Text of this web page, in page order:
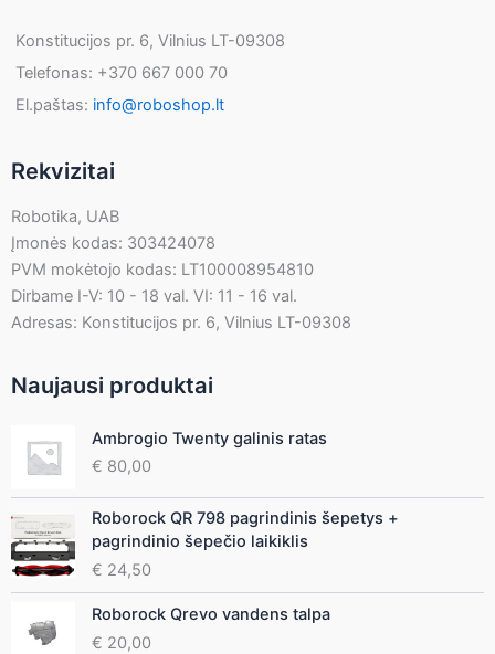
Konstitucijos pr. 6, Vilnius LT-09308
Telefonas: +370 667 000 70
El.paštas: info@roboshop.lt
Rekvizitai
Robotika, UAB
Įmonės kodas: 303424078
PVM mokėtojo kodas: LT100008954810
Dirbame I-V: 10 - 18 val. VI: 11 - 16 val.
Adresas: Konstitucijos pr. 6, Vilnius LT-09308
Naujausi produktai
Ambrogio Twenty galinis ratas
€ 80,00
Roborock QR 798 pagrindinis šepetys +
pagrindinio šepečio laikiklis
€ 24,50
Roborock Qrevo vandens talpa
€ 20,00